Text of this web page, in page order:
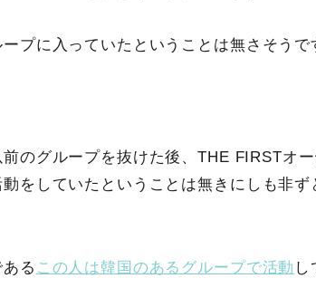
プに入っていたということは無さそうで
のグループを抜けた後、THE FIRSTオ
をしていたということは無きにしも非ず
る この人は韓国のあるグループで活動 し